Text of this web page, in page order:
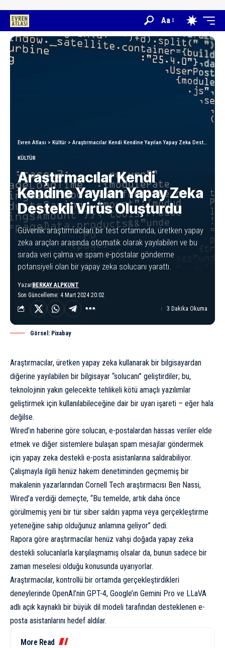
Aa
Evren Atlası > Kültür > Araştırmacılar Kendi Kendine Yayılan Yapay Zeka Destekli Virüs Oluşturdu
KÜLTÜR
Araştırmacılar Kendi
Kendine Yayılan Yapay Zeka
Destekli Virüs Oluşturdu
Güvenlik araştırmacıları bir test ortamında, üretken yapay
zeka araçları arasında otomatik olarak yayılabilen ve bu
sırada veri çalma ve spam e-postalar gönderme
potansiyeli olan bir yapay zeka solucanı yarattı.
Son Güncelleme: 4 Mart 2024 20:02
YazarBERKAY ALPKUNT
3 Dakika Okuma
Görsel: Pixabay
Araştırmacılar, üretken yapay zeka kullanarak bir bilgisayardan
diğerine yayılabilen bir bilgisayar “solucanı” geliştirdiler; bu,
teknolojinin yakın gelecekte tehlikeli kötü amaçlı yazılımlar
geliştirmek için kullanılabileceğine dair bir uyarı işareti – eğer hala
değilse.
Wired’ın haberine göre solucan, e-postalardan hassas veriler elde
etmek ve diğer sistemlere bulaşan spam mesajlar göndermek
için yapay zeka destekli e-posta asistanlarına saldırabiliyor.
Çalışmayla ilgili henüz hakem denetiminden geçmemiş bir
makalenin yazarlarından Cornell Tech araştırmacısı Ben Nassi,
Wired’a verdiği demeçte, “Bu temelde, artık daha önce
görülmemiş yeni bir tür siber saldırı yapma veya gerçekleştirme
yeteneğine sahip olduğunuz anlamına geliyor” dedi.
Rapora göre araştırmacılar henüz vahşi doğada yapay zeka
destekli solucanlarla karşılaşmamış olsalar da, bunun sadece bir
zaman meselesi olduğu konusunda uyarıyorlar.
Araştırmacılar, kontrollü bir ortamda gerçekleştirdikleri
deneylerinde OpenAI’nin GPT-4, Google’ın Gemini Pro ve LLaVA
adlı açık kaynaklı bir büyük dil modeli tarafından desteklenen e-
posta asistanlarını hedef aldılar.
More Read